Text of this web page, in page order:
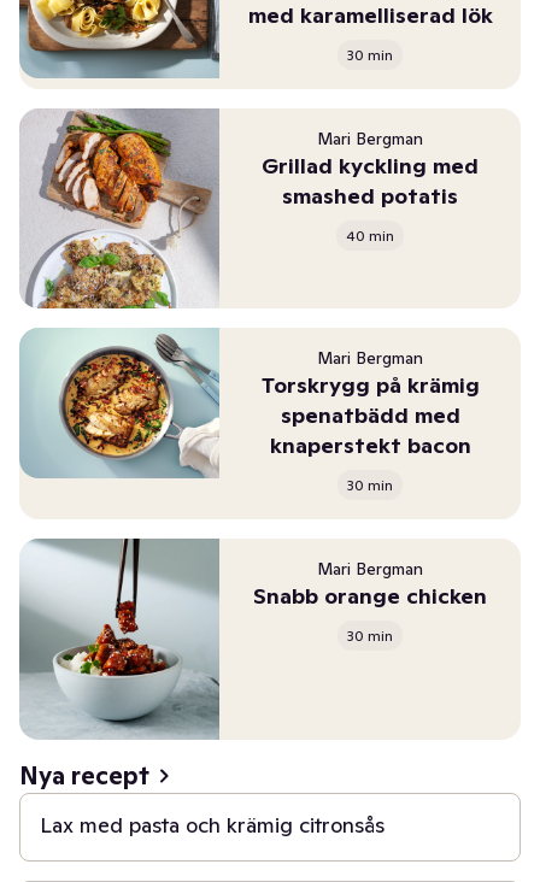
med karamelliserad lök
30 min
Mari Bergman
Grillad kyckling med
smashed potatis
40 min
Mari Bergman
Torskrygg på krämig
spenatbädd med
knaperstekt bacon
30 min
Mari Bergman
Snabb orange chicken
30 min
Nya recept
20 min
Lax med pasta och krämig citronsås
40 min